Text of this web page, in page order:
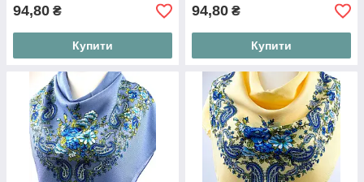
94,80 ₴
Купити
94,80 ₴
Купити